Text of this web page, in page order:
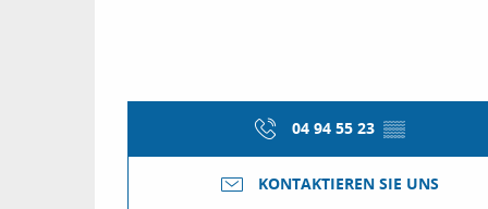
04 94 55 23 ▒▒
KONTAKTIEREN SIE UNS